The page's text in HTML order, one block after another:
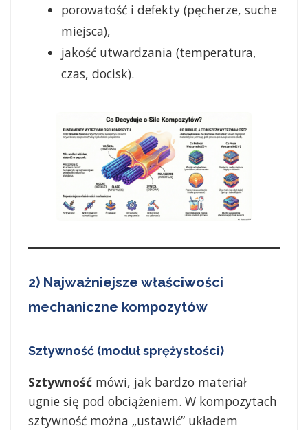
porowatość i defekty (pęcherze, suche
miejsca),
jakość utwardzania (temperatura,
czas, docisk).
2) Najważniejsze właściwości
mechaniczne kompozytów
Sztywność (moduł sprężystości)
Sztywność mówi, jak bardzo materiał
ugnie się pod obciążeniem. W kompozytach
sztywność można „ustawić” układem